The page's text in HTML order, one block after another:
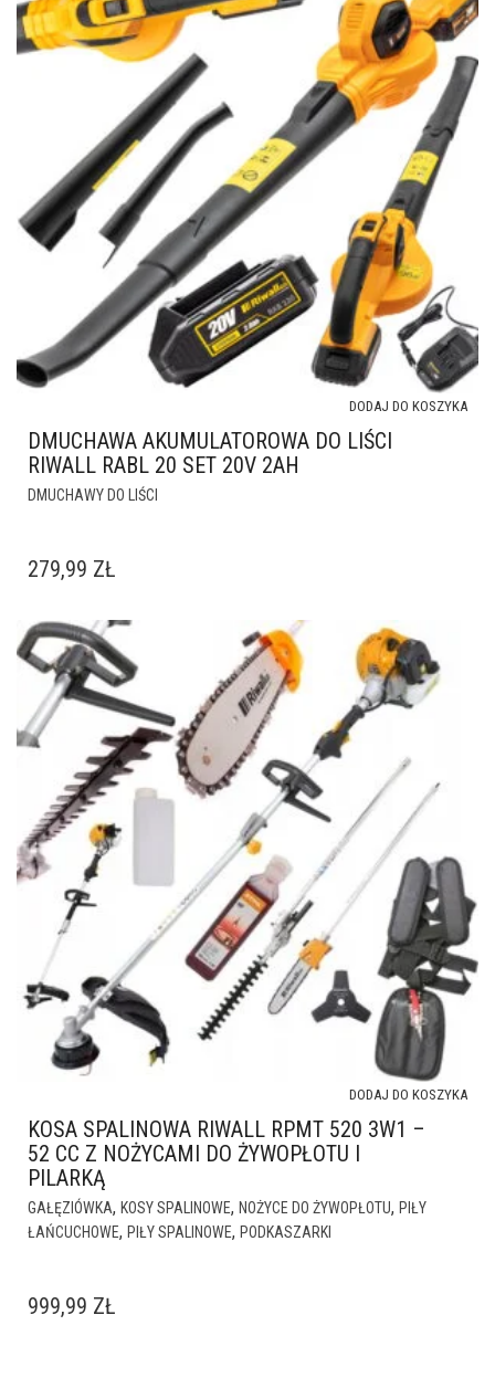
DMUCHAWA AKUMULATOROWA DO LIŚCI
RIWALL RABL 20 SET 20V 2AH
DMUCHAWY DO LIŚCI
DODAJ DO KOSZYKA
279,99 ZŁ
KOSA SPALINOWA RIWALL RPMT 520 3W1 –
52 CC Z NOŻYCAMI DO ŻYWOPŁOTU I
PILARKĄ
GAŁĘZIÓWKA, KOSY SPALINOWE, NOŻYCE DO ŻYWOPŁOTU, PIŁY
ŁAŃCUCHOWE, PIŁY SPALINOWE, PODKASZARKI
DODAJ DO KOSZYKA
999,99 ZŁ